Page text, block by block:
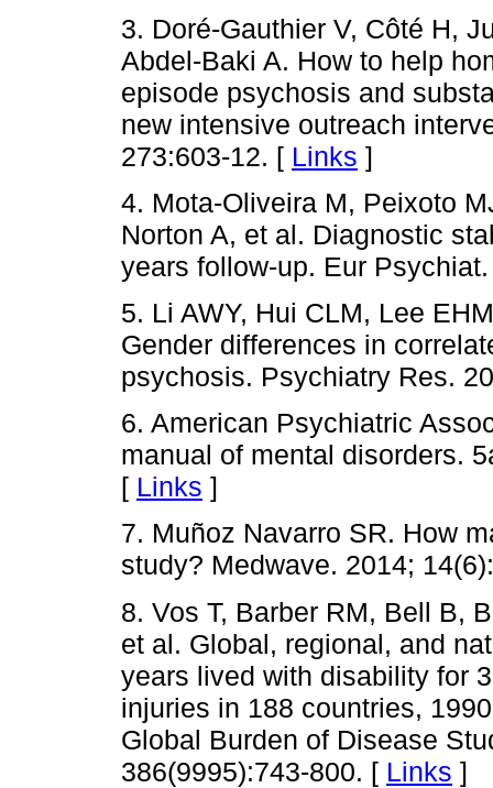
3. Doré-Gauthier V, Côté H,
Abdel-Baki A. How to help
episode psychosis and
new intensive outreach
273:603-12. [ Links ]
4. Mota-Oliveira M, Peixoto
Norton A, et al. Diagnostic
years follow-up. Eur
5. Li AWY, Hui CLM, Lee
Gender differences in
psychosis. Psychiatry Res.
6. American Psychiatric
manual of mental disorders.
[ Links ]
7. Muñoz Navarro SR. How
study? Medwave. 2014;
8. Vos T, Barber RM, Bell B,
et al. Global, regional, and
years lived with disability for
injuries in 188 countries,
Global Burden of Disease
386(9995):743-800. [ Links ]